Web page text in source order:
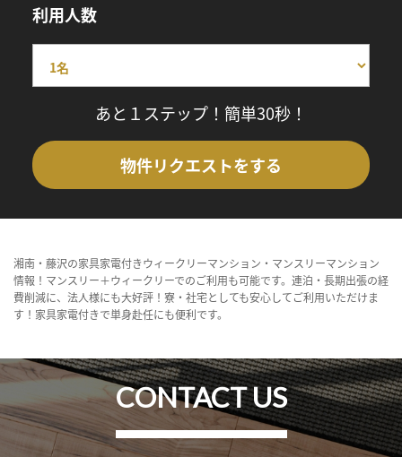
利用人数
あと１ステップ！簡単30秒！
物件リクエストをする
湘南・藤沢の家具家電付きウィークリーマンション・マンスリーマンション
情報！マンスリー＋ウィークリーでのご利用も可能です。連泊・長期出張の経
費削減に、法人様にも大好評！寮・社宅としても安心してご利用いただけま
す！家具家電付きで単身赴任にも便利です。
CONTACT US